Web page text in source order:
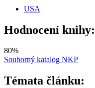
USA
Hodnocení knihy:
80%
Souborný katalog NKP
Témata článku: